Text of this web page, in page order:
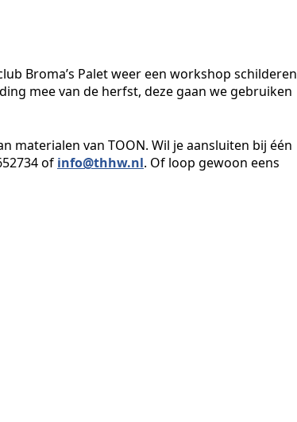
Broma’s Palet weer een workshop schilderen
mee van de herfst, deze gaan we gebruiken
materialen van TOON. Wil je aansluiten bij één
of info@thhw.nl. Of loop gewoon eens